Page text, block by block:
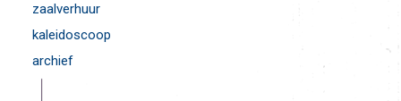
zaalverhuur
kaleidoscoop
archief